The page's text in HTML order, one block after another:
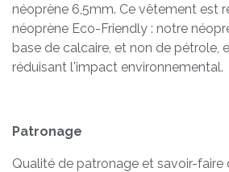
néoprène 6,5mm. Ce vêtement est
néoprène Eco-Friendly : notre
base de calcaire, et non de pétrole,
réduisant l'impact environnemental.
Patronage
Qualité de patronage et savoir-faire